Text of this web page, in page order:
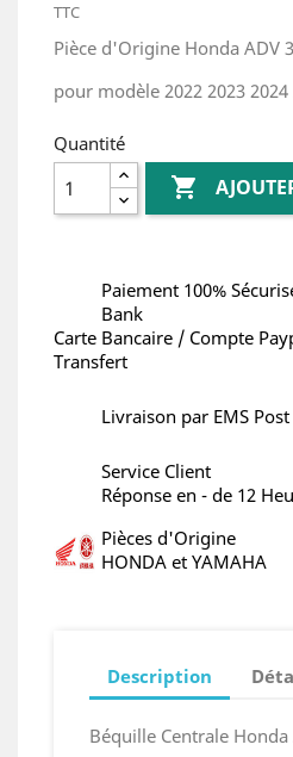
TTC
Pièce d'Origine Honda ADV
pour modèle 2022 2023 2024
Quantité

Paiement 100%
Bank
Carte Bancaire / Compte
Transfert
Livraison par EMS Post
Service Client
Réponse en - de 12
Pièces d'Origine
HONDA et YAMAHA
Description
Béquille Centrale Honda